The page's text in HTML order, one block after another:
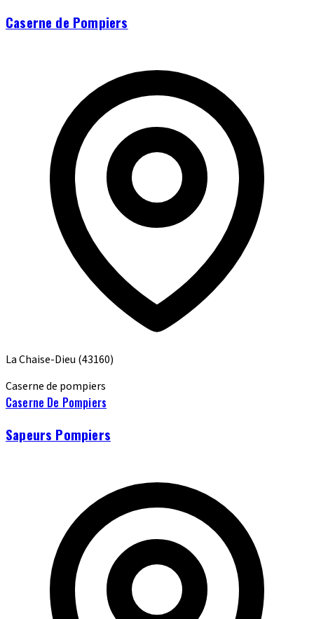
Caserne de Pompiers
La Chaise-Dieu (43160)
Caserne de pompiers
Caserne De Pompiers
Sapeurs Pompiers